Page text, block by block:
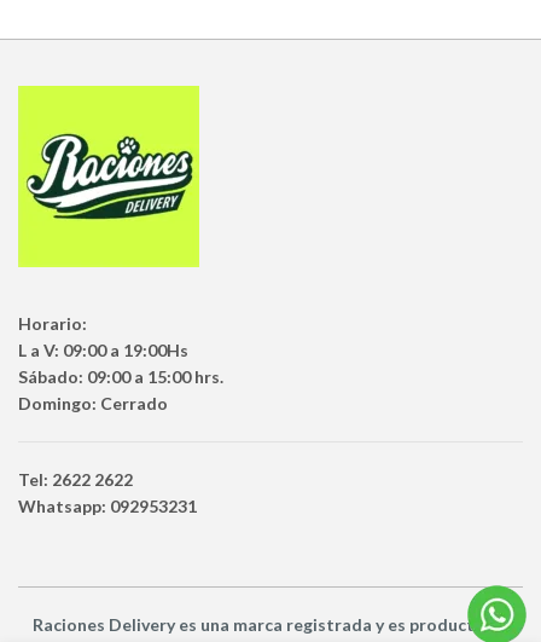
Horario:
L a V: 09:00 a 19:00Hs
Sábado: 09:00 a 15:00 hrs.
Domingo: Cerrado
Tel: 2622 2622
Whatsapp: 092953231
Raciones Deliveryes una marca registrada y es productode